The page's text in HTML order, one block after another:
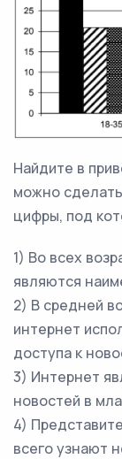
Найдите в
можно
цифры, под
1) Во всех
являются
2) В средней
интернет
доступа к
3) Интернет
новостей в
4)
всего узнают